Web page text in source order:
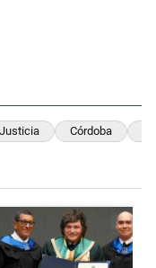
Córdoba
gobernadores marcan
de tendencia con el